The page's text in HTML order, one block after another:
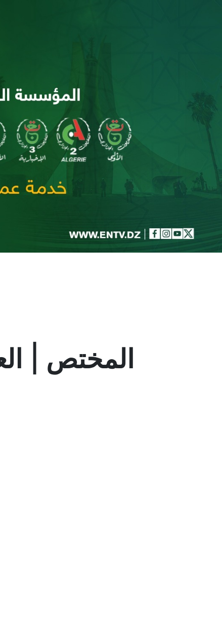
المختص |